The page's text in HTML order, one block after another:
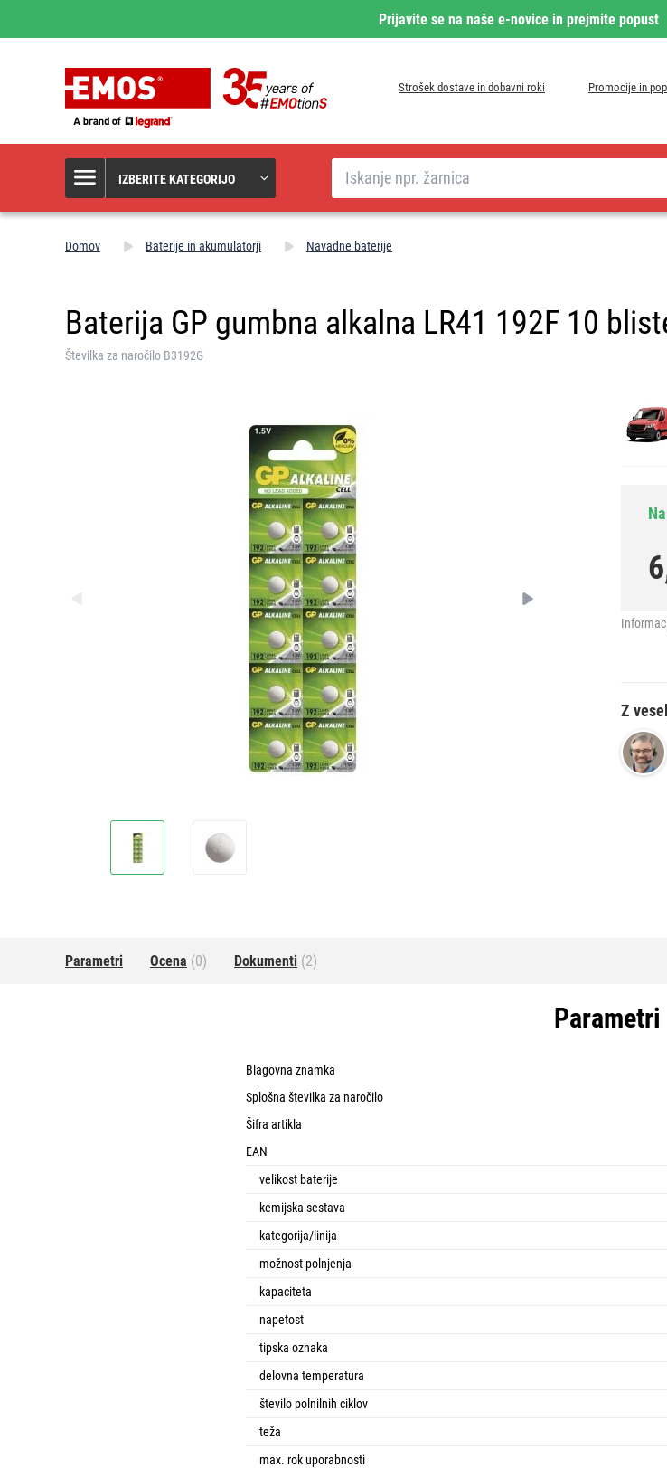
Prijavite se na naše e-novice in prejmite popust
Strošek dostave in dobavni roki Promocije in
IZBERITE KATEGORIJO
Iskanje
Domov Baterije in akumulatorji Navadne baterije
Baterija GP gumbna alkalna LR41 192F 10
Številka za naročilo B3192G
Z
Parametri Ocena (0) Dokumenti (2)
Parametri
Blagovna znamka
Splošna številka za naročilo
Šifra artikla
EAN
velikost baterije
kemijska sestava
kategorija/linija
možnost polnjenja
kapaciteta
napetost
tipska oznaka
delovna temperatura
število polnilnih ciklov
teža
max. rok uporabnosti